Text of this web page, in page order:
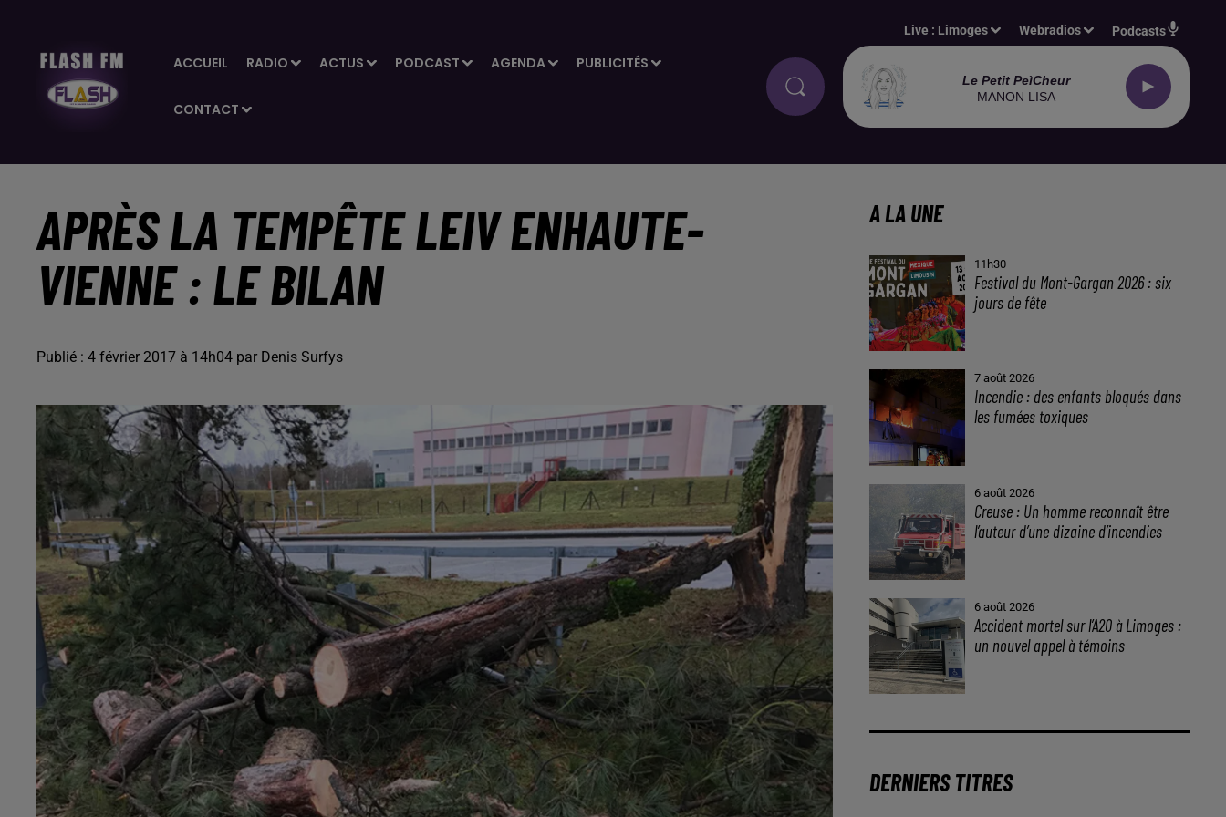
ACCUEIL RADIO ACTUS PODCAST AGENDA PUBLICITÉS
CONTACT
Live : Limoges Webradios Podcasts
Le Petit Peìcheur
MANON LISA
APRÈS LA TEMPÊTE LEIV ENHAUTE-
VIENNE : LE BILAN
Publié : 4 février 2017 à 14h04 par Denis Surfys
A LA UNE
11h30
Festival du Mont-Gargan 2026 : six
jours de fête
7 août 2026
Incendie : des enfants bloqués dans
les fumées toxiques
6 août 2026
Creuse : Un homme reconnaît être
l’auteur d’une dizaine d’incendies
6 août 2026
Accident mortel sur l’A20 à Limoges :
un nouvel appel à témoins
DERNIERS TITRES